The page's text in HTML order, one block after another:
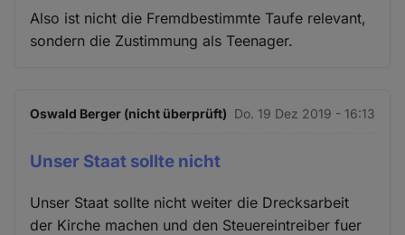
Also ist nicht die Fremdbestimmte Taufe relevant,
sondern die Zustimmung als Teenager.
Oswald Berger (nicht überprüft) Do. 19 Dez 2019 - 16:13
Unser Staat sollte nicht
Unser Staat sollte nicht weiter die Drecksarbeit
der Kirche machen und den Steuereintreiber fuer